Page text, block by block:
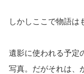
しかしここで物語は
遺影に使われる予定
写真。だがそれは、